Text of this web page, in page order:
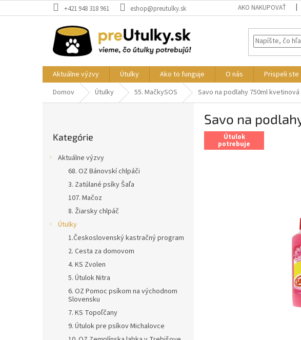
na
+421 948 318 961 eshop@preutulky.sk AKO NAKUPOVAŤ
Aktuálne výzvy Útulky Ako to funguje O nás Prispeli ste
Domov
Útulky 55. MačkySOS Savo na podlahy 750ml kvetinová
kategórie
Kategórie
Aktuálne výzvy
68. OZ Bánovskí chlpáči
3. Zatúlané psíky Šaľa
107. Mačoz
8. Žiarsky chlpáč
Útulky
1.Československý kastračný program
2. Cesta za domovom
4. KS Zvolen
5. Útulok Nitra
6. OZ Pomoc psíkom na východnom
Slovensku
7. KS Topoľčany
9. Útulok pre psíkov Michalovce
Savo na
Útulok
potrebuje